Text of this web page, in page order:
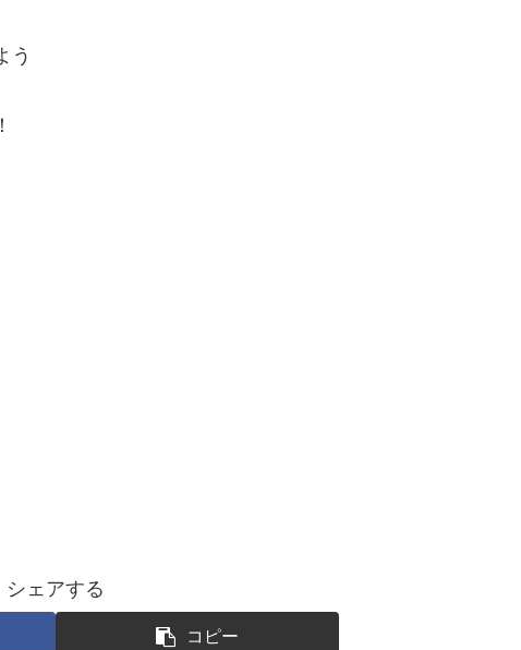
う
シェアする
コピー